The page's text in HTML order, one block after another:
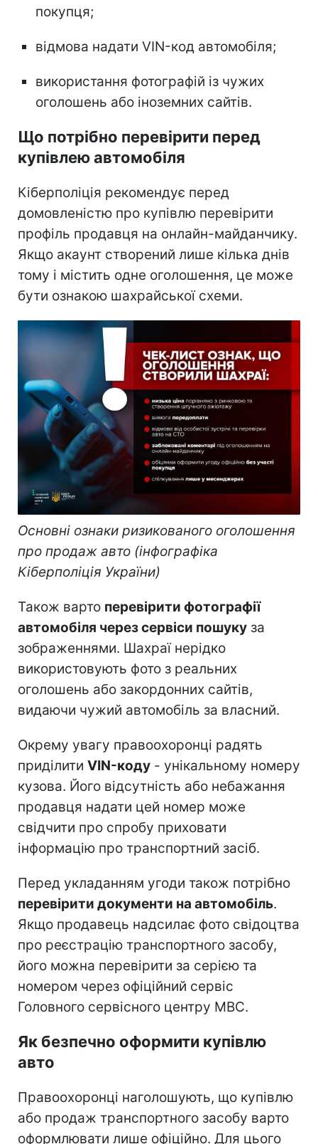
покупця;
відмова надати VIN-код автомобіля;
використання фотографій із чужих
оголошень або іноземних сайтів.
Що потрібно перевірити перед
купівлею автомобіля
Кіберполіція рекомендує перед
домовленістю про купівлю перевірити
профіль продавця на онлайн-майданчику.
Якщо акаунт створений лише кілька днів
тому і містить одне оголошення, це може
бути ознакою шахрайської схеми.
Основні ознаки ризикованого оголошення
про продаж авто (інфографіка
Кіберполіція України)
Також варто перевірити фотографії
автомобіля через сервіси пошуку за
зображеннями. Шахраї нерідко
використовують фото з реальних
оголошень або закордонних сайтів,
видаючи чужий автомобіль за власний.
Окрему увагу правоохоронці радять
приділити VIN-коду - унікальному номеру
кузова. Його відсутність або небажання
продавця надати цей номер може
свідчити про спробу приховати
інформацію про транспортний засіб.
Перед укладанням угоди також потрібно
перевірити документи на автомобіль.
Якщо продавець надсилає фото свідоцтва
про реєстрацію транспортного засобу,
його можна перевірити за серією та
номером через офіційний сервіс
Головного сервісного центру МВС.
Як безпечно оформити купівлю
авто
Правоохоронці наголошують, що купівлю
або продаж транспортного засобу варто
оформлювати лише офіційно. Для цього